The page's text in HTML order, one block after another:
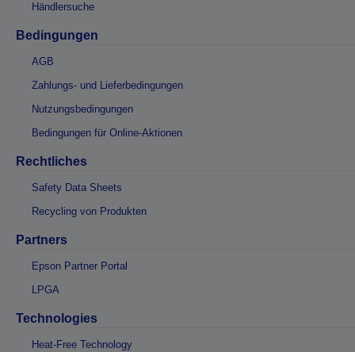
Händlersuche
Bedingungen
AGB
Zahlungs- und Lieferbedingungen
Nutzungsbedingungen
Bedingungen für Online-Aktionen
Rechtliches
Safety Data Sheets
Recycling von Produkten
Partners
Epson Partner Portal
LPGA
Technologies
Heat-Free Technology